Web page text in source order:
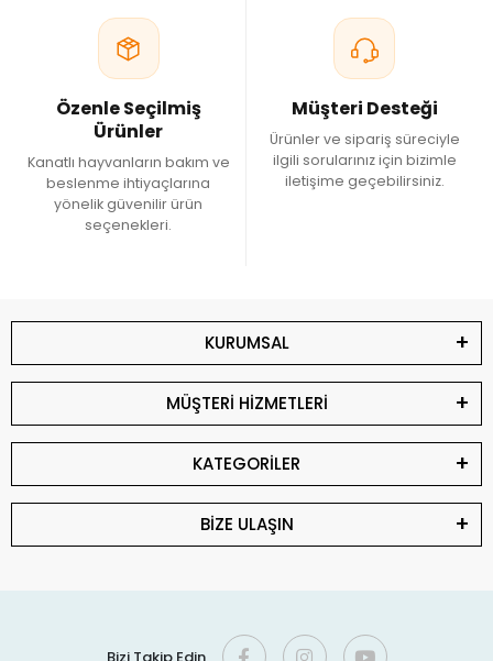
Özenle Seçilmiş
Ürünler
Kanatlı hayvanların bakım ve
beslenme ihtiyaçlarına
yönelik güvenilir ürün
seçenekleri.
Müşteri Desteği
Ürünler ve sipariş süreciyle
ilgili sorularınız için bizimle
iletişime geçebilirsiniz.
KURUMSAL
MÜŞTERİ HİZMETLERİ
KATEGORİLER
BİZE ULAŞIN